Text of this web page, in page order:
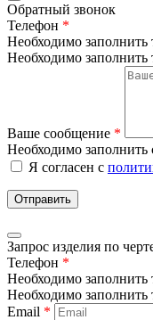
Обратный звонок
Телефон *
Необходимо заполнить
Необходимо заполнить
Ваше сообщение *
Необходимо заполнить
Я согласен с
Отправить
Запрос изделия по
Телефон *
Необходимо заполнить
Необходимо заполнить
Email *